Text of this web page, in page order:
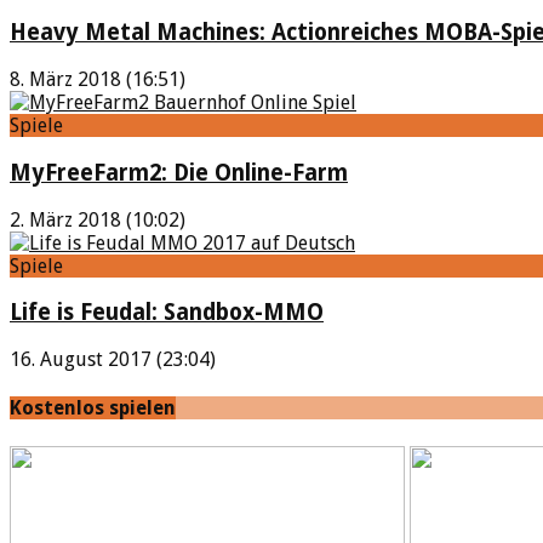
Heavy Metal Machines: Actionreiches MOBA-
8. März 2018 (16:51)
Spiele
MyFreeFarm2: Die Online-Farm
2. März 2018 (10:02)
Spiele
Life is Feudal: Sandbox-MMO
16. August 2017 (23:04)
Kostenlos spielen